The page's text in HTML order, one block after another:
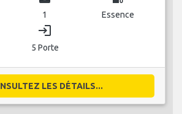
1 Essence
login
5 Porte
LES DÉTAILS...